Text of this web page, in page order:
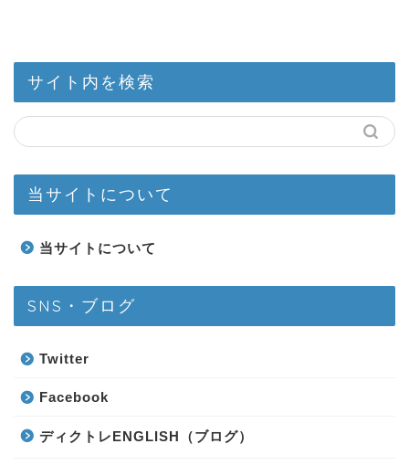
サイト内を検索
当サイトについて
当サイトについて
SNS・ブログ
Twitter
Facebook
ディクトレENGLISH（ブログ）